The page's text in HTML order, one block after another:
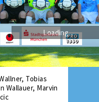
Loading...
Tobias
Wallauer, Marvin